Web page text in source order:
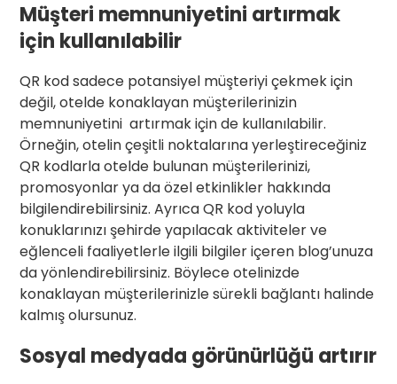
Müşteri memnuniyetini artırmak
için kullanılabilir
QR kod sadece potansiyel müşteriyi çekmek için
değil, otelde konaklayan müşterilerinizin
memnuniyetini artırmak için de kullanılabilir.
Örneğin, otelin çeşitli noktalarına yerleştireceğiniz
QR kodlarla otelde bulunan müşterilerinizi,
promosyonlar ya da özel etkinlikler hakkında
bilgilendirebilirsiniz. Ayrıca QR kod yoluyla
konuklarınızı şehirde yapılacak aktiviteler ve
eğlenceli faaliyetlerle ilgili bilgiler içeren blog’unuza
da yönlendirebilirsiniz. Böylece otelinizde
konaklayan müşterilerinizle sürekli bağlantı halinde
kalmış olursunuz.
Sosyal medyada görünürlüğü artırır